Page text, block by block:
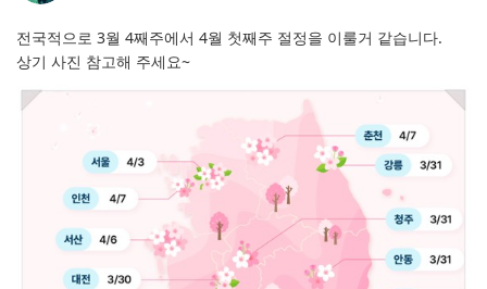
전국적으로 3월 4째주에서 4월 첫째주 절정을 이룰거 같습니다.
상기 사진 참고해 주세요~